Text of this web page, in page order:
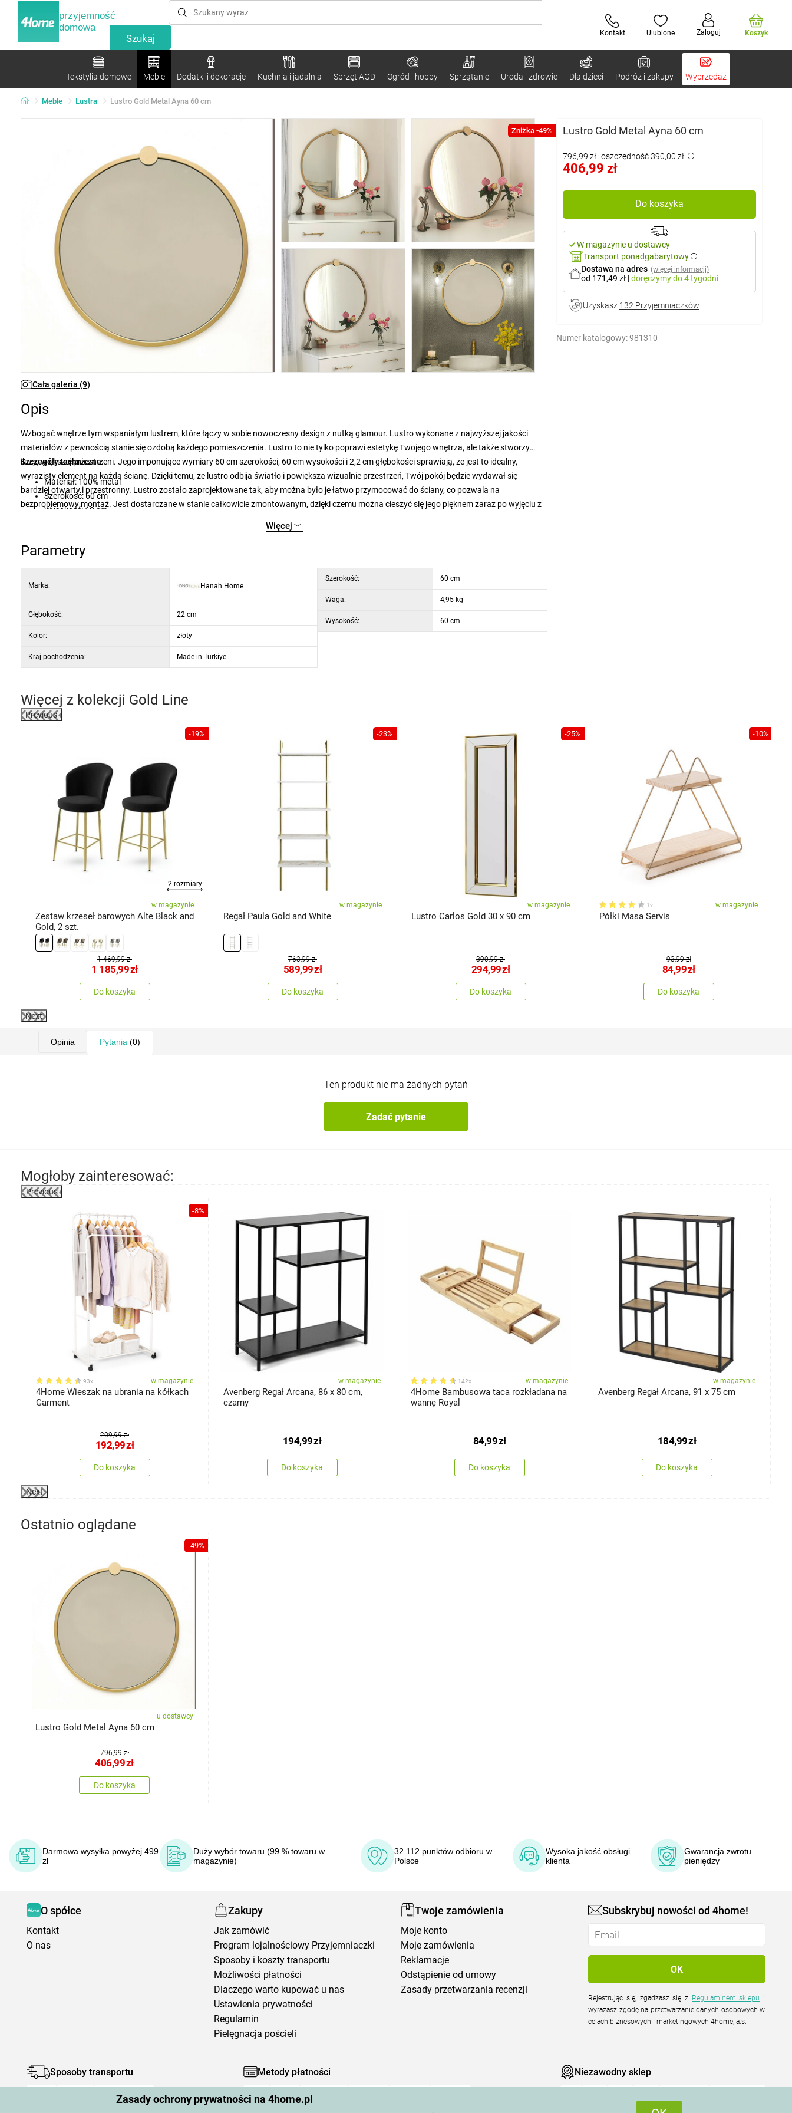
Zasady ochrony prywatności na 4home.pl
przyjemność
domowa
Kontakt Ulubione Zaloguj Koszyk
Tekstylia domowe Meble Dodatki i dekoracje Kuchnia i jadalnia Sprzęt AGD Ogród i hobby Sprzątanie Uroda i zdrowie Dla dzieci Podróż i zakupy Wyprzedaż
Meble Lustra Lustro Gold Metal Ayna 60 cm
Zniżka -49%
Cała galeria (9)
Lustro Gold Metal Ayna 60 cm
796,99 zł oszczędność 390,00 zł
406,99 zł
Do koszyka
W magazynie u dostawcy
Transport ponadgabarytowy
Dostawa na adres (więcej informacji)
od 171,49 zł |doręczymydo 4 tygodni
Uzyskasz 132 Przyjemniaczków
Numer katalogowy:981310
Opis
Wzbogać wnętrze tym wspaniałym lustrem, które łączy w sobie nowoczesny design z nutką glamour. Lustro wykonane z najwyższej jakości
materiałów z pewnością stanie się ozdobą każdego pomieszczenia. Lustro to nie tylko poprawi estetykę Twojego wnętrza, ale także stworzy
iluzję większej przestrzeni. Jego imponujące wymiary 60 cm szerokości, 60 cm wysokości i 2,2 cm głębokości sprawiają, że jest to idealny,
wyrazisty element na każdą ścianę. Dzięki temu, że lustro odbija światło i powiększa wizualnie przestrzeń, Twój pokój będzie wydawał się
bardziej otwarty i przestronny. Lustro zostało zaprojektowane tak, aby można było je łatwo przymocować do ściany, co pozwala na
bezproblemowy montaż. Jest dostarczane w stanie całkowicie zmontowanym, dzięki czemu można cieszyć się jego pięknem zaraz po wyjęciu z
Szczegóły techniczne:
Materiał: 100% metal
Szerokość: 60 cm
Wysokość: 60 cm
Więcej
Parametry
Marka: Hanah Home
Głębokość: 22 cm
Kolor: złoty
Kraj pochodzenia: Made in Türkiye
Szerokość: 60 cm
Waga: 4,95 kg
Wysokość: 60 cm
Więcej z kolekcji Gold Line
Previous
-19%
2 rozmiary
w magazynie
Zestaw krzeseł barowych Alte Black and
Gold, 2 szt.
1 469,99 zł
1 185,99zł
Do koszyka
-23%
w magazynie
Regał Paula Gold and White
763,99 zł
589,99zł
Do koszyka
-25%
w magazynie
Lustro Carlos Gold 30 x 90 cm
390,99 zł
294,99zł
Do koszyka
-10%
1x w magazynie
Półki Masa Servis
93,99 zł
84,99zł
Do koszyka
Next
Opinia Pytania (0)
Ten produkt nie ma żadnych pytań
Zadać pytanie
Mogłoby zainteresować:
Previous
-8%
93x w magazynie
4Home Wieszak na ubrania na kółkach
Garment
209,99 zł
192,99zł
Do koszyka
w magazynie
Avenberg Regał Arcana, 86 x 80 cm,
czarny
194,99zł
Do koszyka
142x w magazynie
4Home Bambusowa taca rozkładana na
wannę Royal
84,99zł
Do koszyka
w magazynie
Avenberg Regał Arcana, 91 x 75 cm
184,99zł
Do koszyka
Next
Ostatnio oglądane
-49%
u dostawcy
Lustro Gold Metal Ayna 60 cm
796,99 zł
406,99zł
Do koszyka
Darmowa wysyłka powyżej 499
zł
Duży wybór towaru (99 % towaru w
magazynie)
32 112 punktów odbioru w
Polsce
Wysoka jakość obsługi
klienta
Gwarancja zwrotu
pieniędzy
O spółce
Kontakt
O nas
Zakupy
Jak zamówić
Program lojalnościowy Przyjemniaczki
Sposoby i koszty transportu
Możliwości płatności
Dlaczego warto kupować u nas
Ustawienia prywatności
Regulamin
Pielęgnacja pościeli
Twoje zamówienia
Moje konto
Moje zamówienia
Reklamacje
Odstąpienie od umowy
Zasady przetwarzania recenzji
Subskrybuj nowości od 4home!
Rejestrując się, zgadzasz się z Regulaminem sklepu
wyrażasz zgodę na przetwarzanie danych osobowych w
celach biznesowych i marketingowych 4home, a.s.
Sposoby transportu Metody płatności Niezawodny sklep